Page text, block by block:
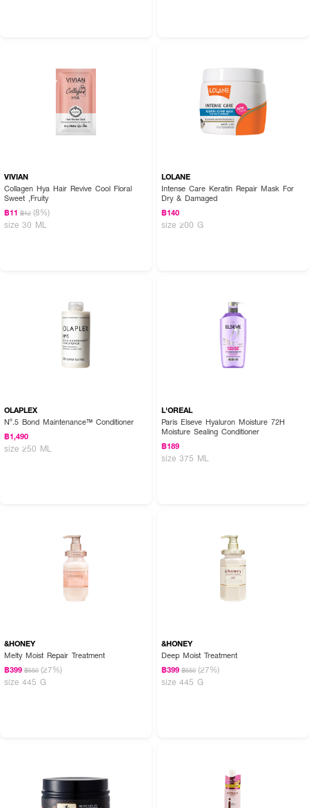
VIVIAN
Collagen Hya Hair Revive Cool Floral
Sweet ,Fruity
฿11 ฿12 (8%)
size 30 ML
LOLANE
Intense Care Keratin Repair Mask For
Dry & Damaged
฿140
size 200 G
OLAPLEX
Nº.5 Bond Maintenance™ Conditioner
฿1,490
size 250 ML
L'OREAL
Paris Elseve Hyaluron Moisture 72H
Moisture Sealing Conditioner
฿189
size 375 ML
&HONEY
Melty Moist Repair Treatment
฿399 ฿550 (27%)
size 445 G
&HONEY
Deep Moist Treatment
฿399 ฿550 (27%)
size 445 G